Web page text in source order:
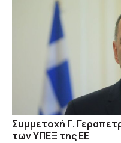
Συμμετοχή Γ.
των ΥΠΕΞ της ΕΕ